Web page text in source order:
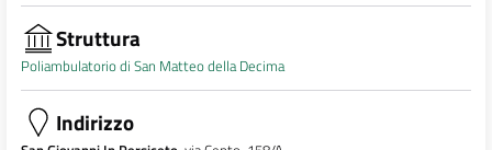
Struttura
Poliambulatorio di San Matteo della Decima
Indirizzo